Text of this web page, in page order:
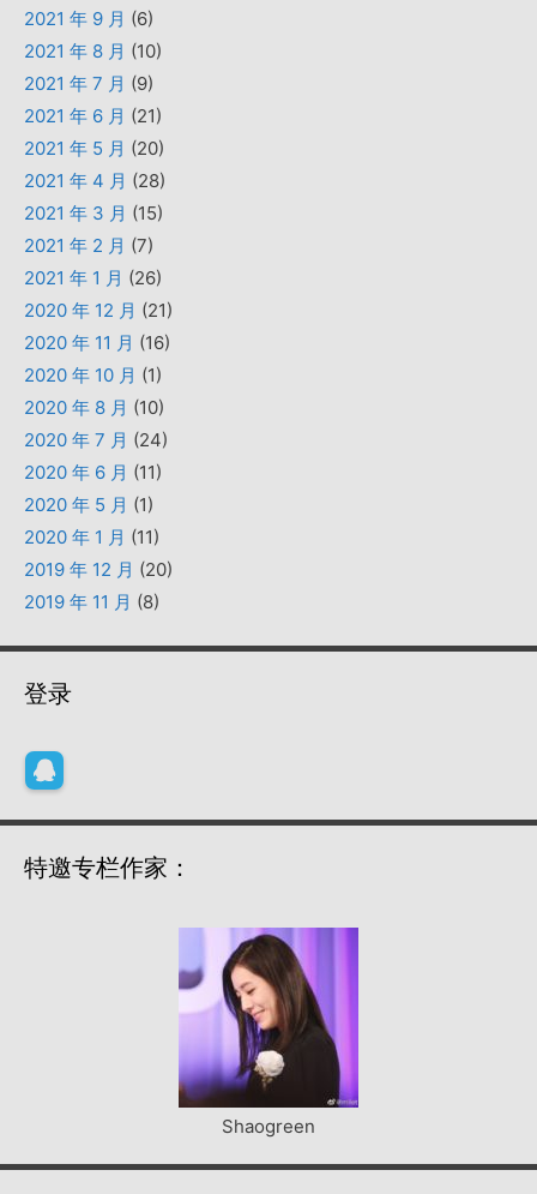
2021 年 9 月 (6)
2021 年 8 月 (10)
2021 年 7 月 (9)
2021 年 6 月 (21)
2021 年 5 月 (20)
2021 年 4 月 (28)
2021 年 3 月 (15)
2021 年 2 月 (7)
2021 年 1 月 (26)
2020 年 12 月 (21)
2020 年 11 月 (16)
2020 年 10 月 (1)
2020 年 8 月 (10)
2020 年 7 月 (24)
2020 年 6 月 (11)
2020 年 5 月 (1)
2020 年 1 月 (11)
2019 年 12 月 (20)
2019 年 11 月 (8)
登录
特邀专栏作家：
Shaogreen